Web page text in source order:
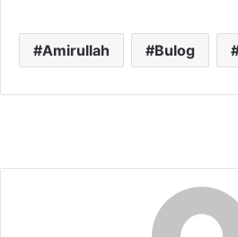
Amirullah Bulog